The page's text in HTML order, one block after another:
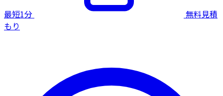
最短1分
無料見積
もり